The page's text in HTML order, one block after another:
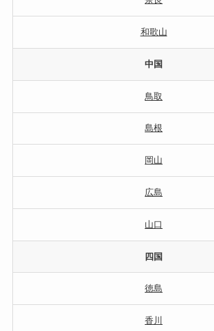
和歌山
中国
鳥取
島根
岡山
広島
山口
四国
徳島
香川